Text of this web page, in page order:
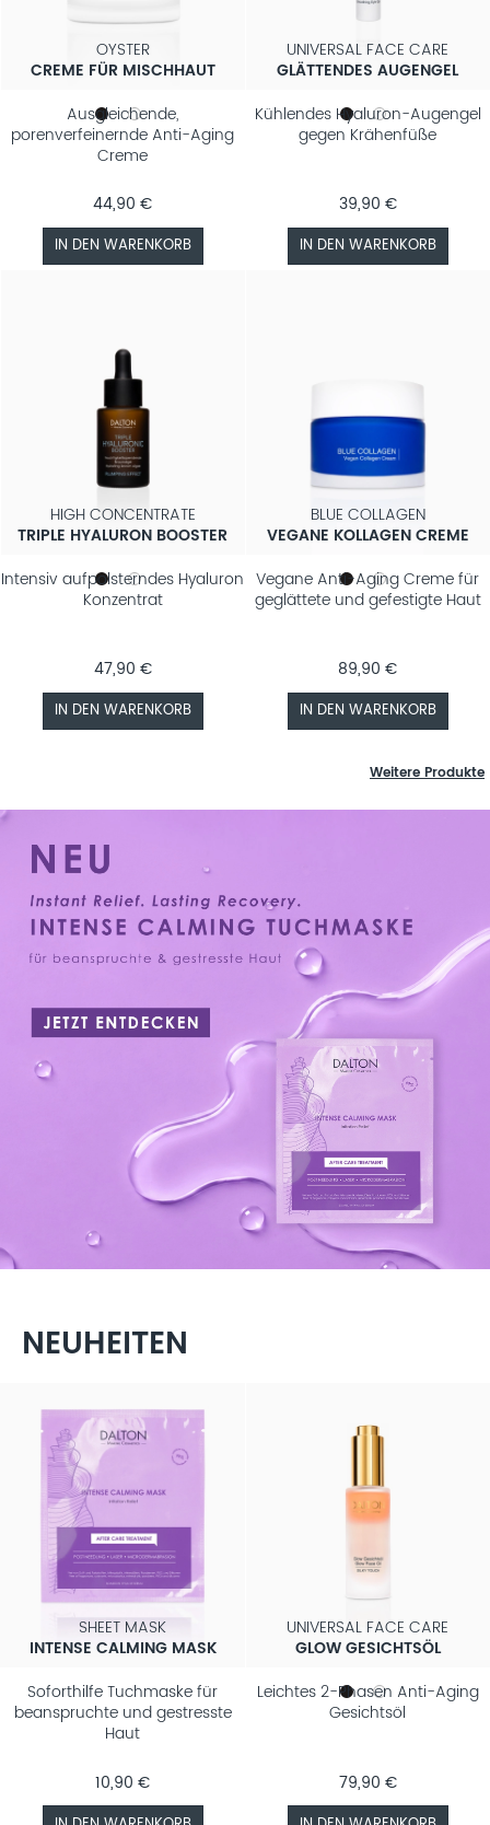
OYSTER
CREME FÜR MISCHHAUT
Ausgleichende,
porenverfeinernde Anti-Aging
Creme
44,90 €
IN DEN WARENKORB
UNIVERSAL FACE CARE
GLÄTTENDES AUGENGEL
Kühlendes Hyaluron-Augengel
gegen Krähenfüße
39,90 €
IN DEN WARENKORB
HIGH CONCENTRATE
TRIPLE HYALURON BOOSTER
Intensiv aufpolsterndes Hyaluron
Konzentrat
47,90 €
IN DEN WARENKORB
BLUE COLLAGEN
VEGANE KOLLAGEN CREME
Vegane Anti-Aging Creme für
geglättete und gefestigte Haut
89,90 €
IN DEN WARENKORB
Weitere Produkte
NEUHEITEN
SHEET MASK
INTENSE CALMING MASK
Soforthilfe Tuchmaske für
beanspruchte und gestresste
Haut
10,90 €
UNIVERSAL FACE CARE
GLOW GESICHTSÖL
Leichtes 2-Phasen Anti-Aging
Gesichtsöl
79,90 €